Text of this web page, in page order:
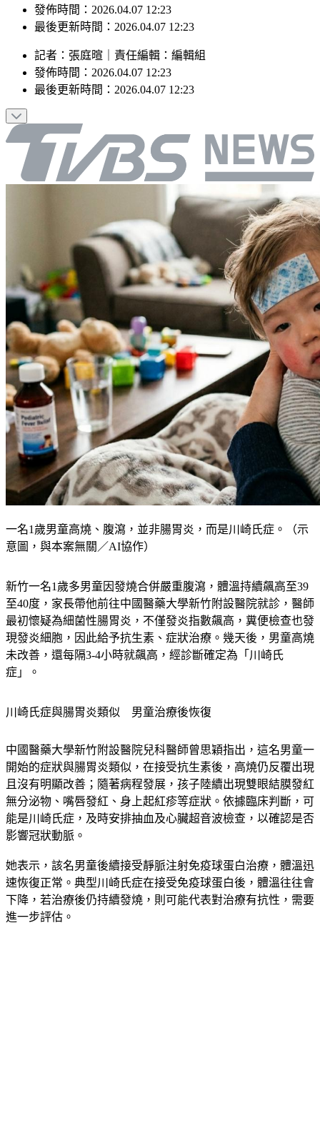
發佈時間：2026.04.07 12:23
最後更新時間：2026.04.07 12:23
記者 ： 張庭暄 責任編輯 ： 編輯組
發佈時間： 2026.04.07 12:23
最後更新時間： 2026.04.07 12:23
一名1歲男童高燒、腹瀉，並非腸胃炎，而是川崎氏症。（示
意圖，與本案無關／AI協作）
新竹一名1歲多男童因發燒合併嚴重腹瀉，體溫持續飆高至39
至40度，家長帶他前往中國醫藥大學新竹附設醫院就診，醫師
最初懷疑為細菌性腸胃炎，不僅發炎指數飆高，糞便檢查也發
現發炎細胞，因此給予抗生素、症狀治療。幾天後，男童高燒
未改善，還每隔3-4小時就飆高，經診斷確定為「川崎氏
症」。
川崎氏症與腸胃炎類似　男童治療後恢復
中國醫藥大學新竹附設醫院兒科醫師曾思穎指出，這名男童一
開始的症狀與腸胃炎類似，在接受抗生素後， 高燒仍反覆出現
且沒有明顯改善；隨著病程發展，孩子陸續出現雙眼結膜發紅
無分泌物、嘴唇發紅、身上起紅疹等症狀。依據臨床判斷，可
能是川崎氏症，及時安排抽血及心臟超音波檢查，以確認是否
影響冠狀動脈。
她表示，該名男童後續接受靜脈注射免疫球蛋白治療，體溫迅
速恢復正常。典型川崎氏症在接受免疫球蛋白後，體溫往往會
下降，若治療後仍持續發燒，則可能代表對治療有抗性，需要
進一步評估。